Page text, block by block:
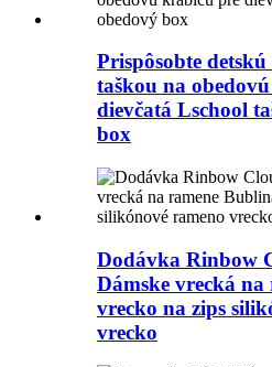
Prispôsobte
taškou na
dievčatá Lschool
box
Dodávka Rinbow
Dámske vrecká
vrecko na zips
vrecko